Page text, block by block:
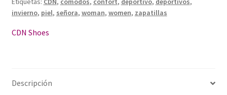
invierno, piel, señora, woman, women, zapatillas
CDN Shoes
Descripción